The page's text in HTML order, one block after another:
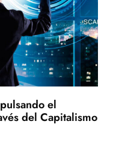
el
del Capitalismo